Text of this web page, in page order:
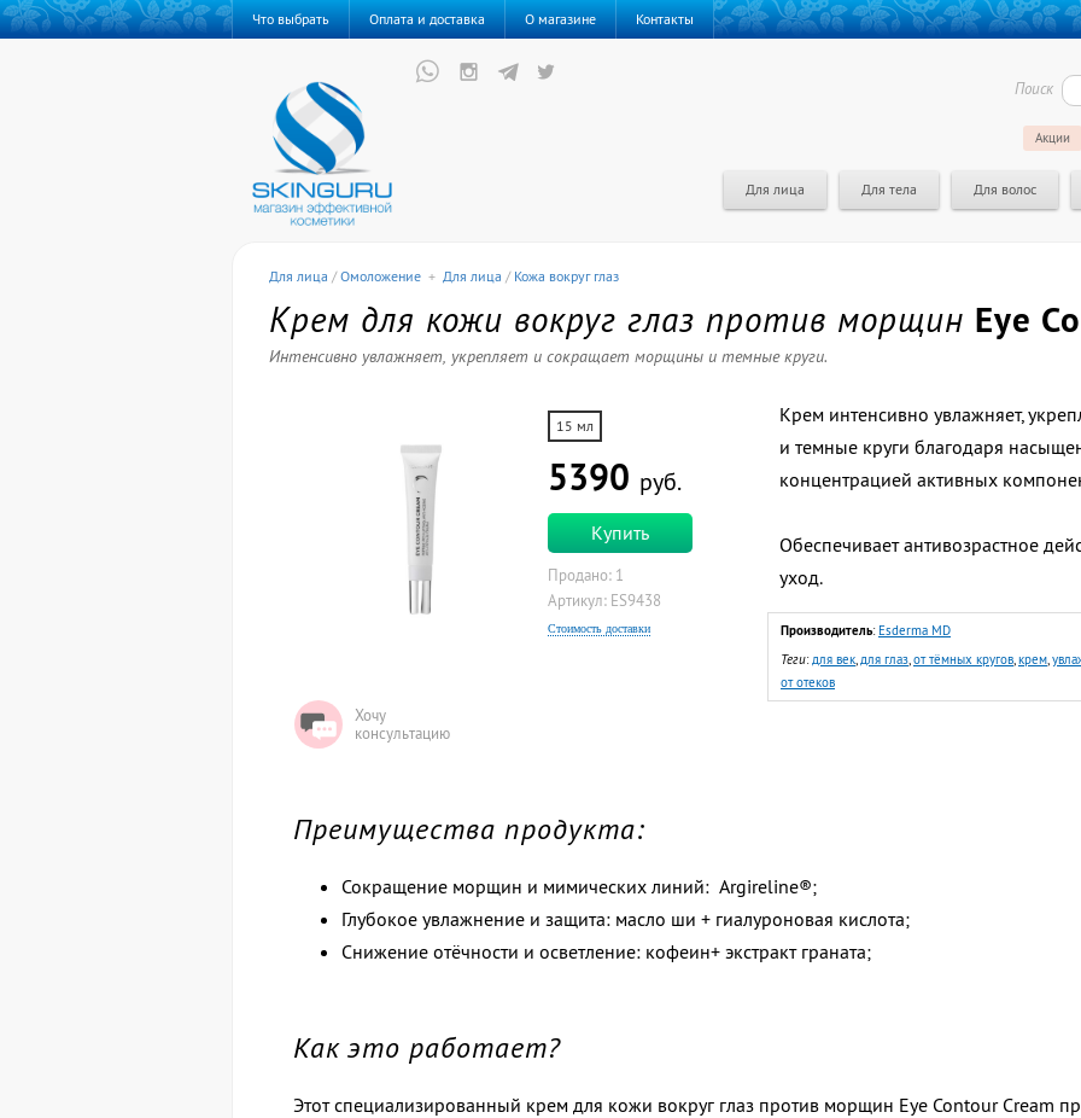
Что выбрать Оплата и доставка О магазине Контакты
Поиск
Акции
Для лица Для тела Для волос
Для лица /Омоложение + Для лица / Кожа вокруг глаз
Крем для кожи вокруг глаз против морщин Eye
Интенсивно увлажняет, укрепляет и сокращает морщины и темные круги.
Хочу
консультацию
15 мл
5390 руб.
Купить
Продано: 1
Артикул: ES9438
Стоимость доставки
Крем интенсивно увлажняет,
и темные круги благодаря
концентрацией активных
Обеспечивает антивозрастное
уход.
Производитель: Esderma MD
Теги:для век,для глаз,от тёмных кругов,крем,
от отеков
Преимущества продукта:
Сокращение морщин и мимических линий: Argireline®;
Глубокое увлажнение и защита: масло ши + гиалуроновая кислота;
Снижение отёчности и осветление: кофеин+ экстракт граната;
Как это работает?
Этот специализированный крем для кожи вокруг глаз против морщин Eye Contour Cream